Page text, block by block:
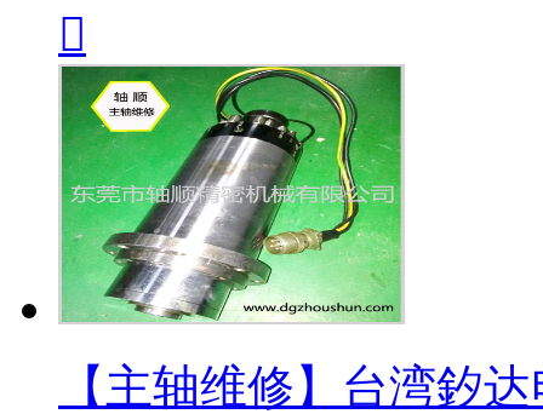

【主轴维修】台湾釸